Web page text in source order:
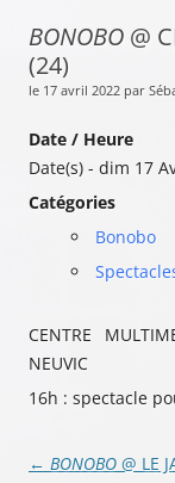
BONOBO @
(24)
le 17 avril 2022 par
Date / Heure
Date(s) - dim 17
Catégories
Bonobo
CENTRE
NEUVIC
16h : spectacle
Navigation
← BONOBO @ LE